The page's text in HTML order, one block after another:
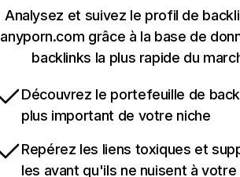
Analysez et suivez le profil de
anyporn.com grâce à la base de
backlinks la plus rapide du
Découvrez le portefeuille de
plus important de votre niche
Repérez les liens toxiques et
les avant qu'ils ne nuisent à